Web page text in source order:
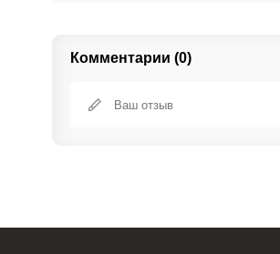
Комментарии (0)